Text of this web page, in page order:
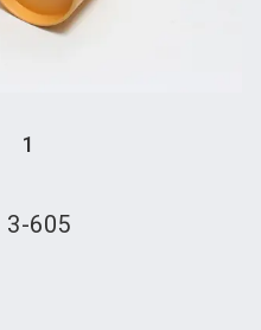
1
3-605